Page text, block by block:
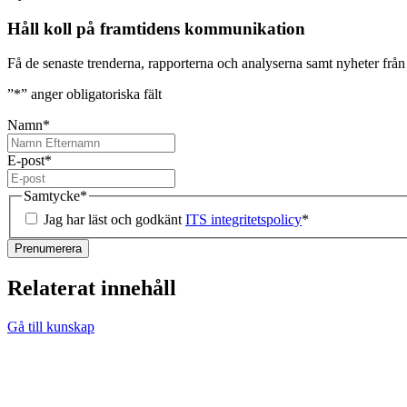
Håll koll på framtidens kommunikation
Få de senaste trenderna, rapporterna och analyserna samt nyheter
”*” anger obligatoriska fält
Namn*
E-post*
Samtycke*
Jag har läst och godkänt ITS integritetspolicy*
Relaterat innehåll
Gå till kunskap